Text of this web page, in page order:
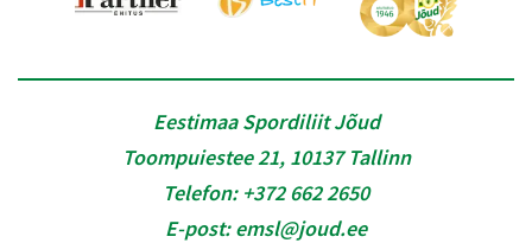
Eestimaa Spordiliit Jõud
Toompuiestee 21, 10137 Tallinn
Telefon: +372 662 2650
E-post:emsl@joud.ee